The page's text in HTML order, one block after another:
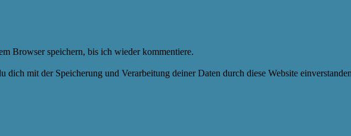
Browser speichern, bis ich wieder kommentiere.
dich mit der Speicherung und Verarbeitung deiner Daten durch diese Website